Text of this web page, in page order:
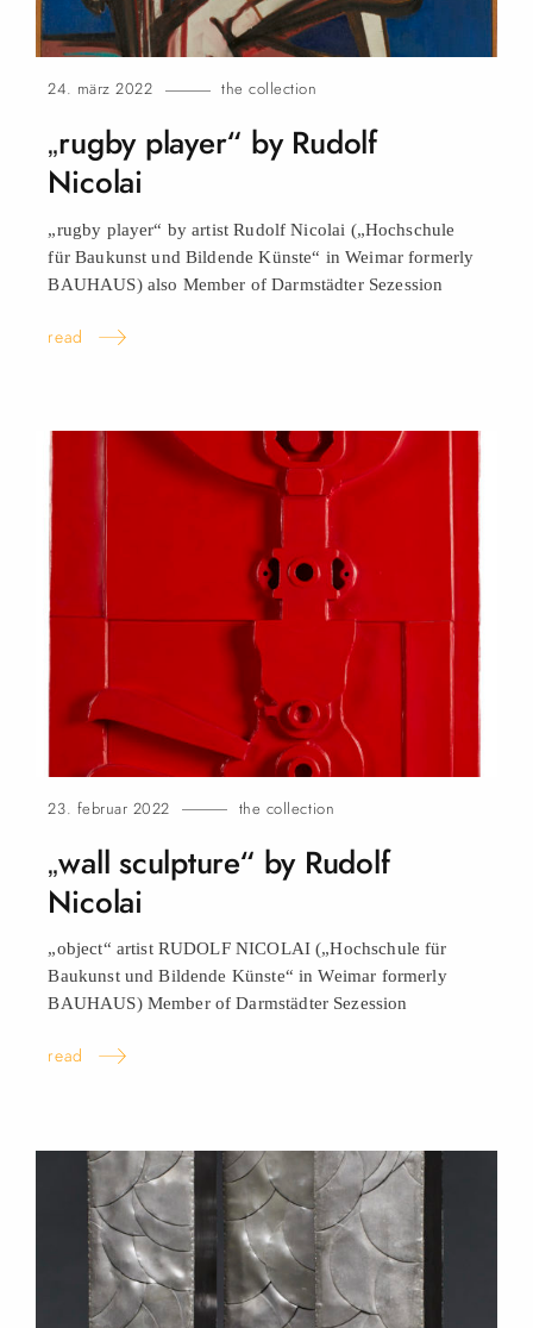
24. märz 2022 the collection
„rugby player“ by Rudolf
Nicolai
„rugby player“ by artist Rudolf Nicolai („Hochschule
für Baukunst und Bildende Künste“ in Weimar formerly
BAUHAUS) also Member of Darmstädter Sezession
read
23. februar 2022 the collection
„wall sculpture“ by Rudolf
Nicolai
„object“ artist RUDOLF NICOLAI („Hochschule für
Baukunst und Bildende Künste“ in Weimar formerly
BAUHAUS) Member of Darmstädter Sezession
read